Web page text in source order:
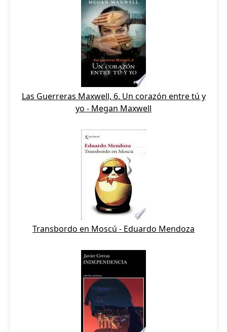
Las Guerreras Maxwell, 6. Un corazón entre tú y
yo - Megan Maxwell
Transbordo en Moscú - Eduardo Mendoza